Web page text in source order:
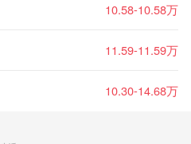
10.58-10.58万
11.59-11.59万
10.30-14.68万